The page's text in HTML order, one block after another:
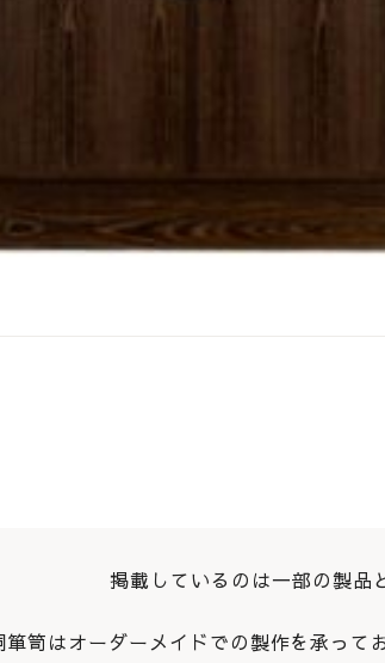
掲載しているのは一部の製品
箪笥はオーダーメイドでの製作を承って